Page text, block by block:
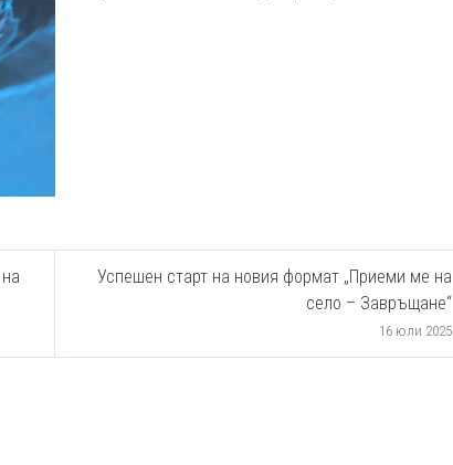
Успешен старт на новия формат „Приеми ме на
село – Завръщане“
16 юли 2025